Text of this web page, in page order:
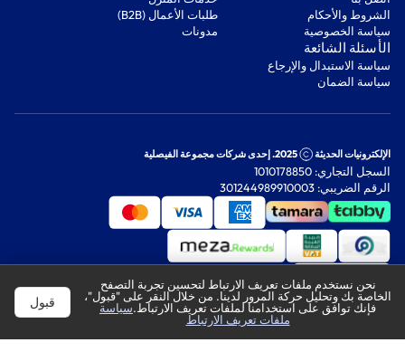
‫الشروط والأحكام‬
‫سياسة الخصوصية‬
‫طلبات الأعمال (B2B)‬
مدونات
‫الأسئلة الشائعة‬
‫سياسة الاستبدال والإرجاع‬
‫سياسة الضمان‬
الإلكترونيات الحديثة 2025. إحدى شركات مجموعة الفيصلية
السجل التجاري: 1010178850
الرقم الضريبي: 301244989910003
نحن نستخدم ملفات تعريف الارتباط لتحسين تجربة التصفح
الخاصة بك وتحليل حركة المرور لدينا. من خلال النقر على "قبول"،
فإنك توافق على استخدامنا لملفات تعريف الارتباط.سياسة
ملفات تعريف الارتباط
قبول